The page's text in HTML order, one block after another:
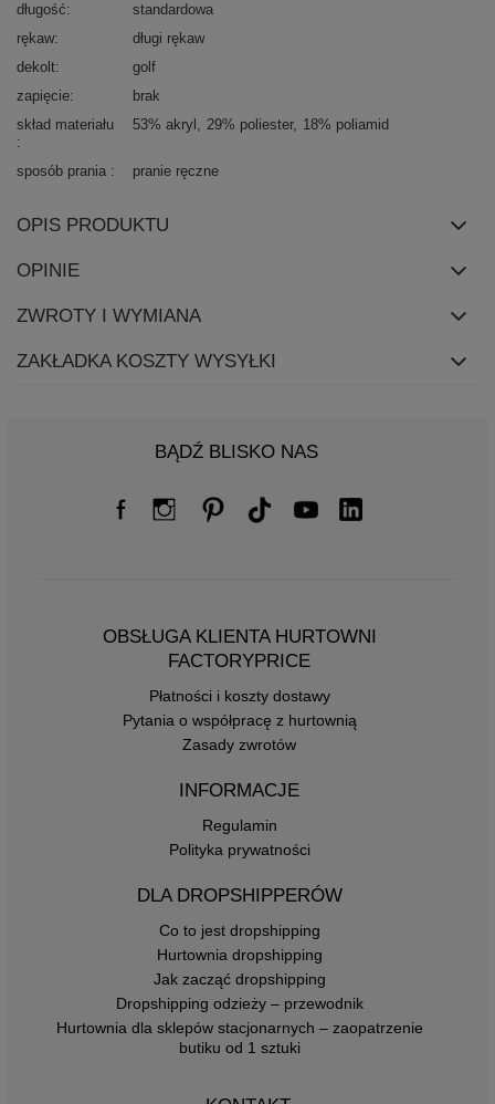
długość
standardowa
rękaw
długi rękaw
dekolt
golf
zapięcie
brak
skład materiału
53% akryl 29% poliester 18% poliamid
sposób prania pranie ręczne
OPIS PRODUKTU
OPINIE
ZWROTY I WYMIANA
ZAKŁADKA KOSZTY WYSYŁKI
BĄDŹ BLISKO NAS
OBSŁUGA KLIENTA HURTOWNI
FACTORYPRICE
Płatności i koszty dostawy
Pytania o współpracę z hurtownią
Zasady zwrotów
INFORMACJE
Regulamin
Polityka prywatności
DLA DROPSHIPPERÓW
Co to jest dropshipping
Hurtownia dropshipping
Jak zacząć dropshipping
Dropshipping odzieży – przewodnik
Hurtownia dla sklepów stacjonarnych – zaopatrzenie
butiku od 1 sztuki